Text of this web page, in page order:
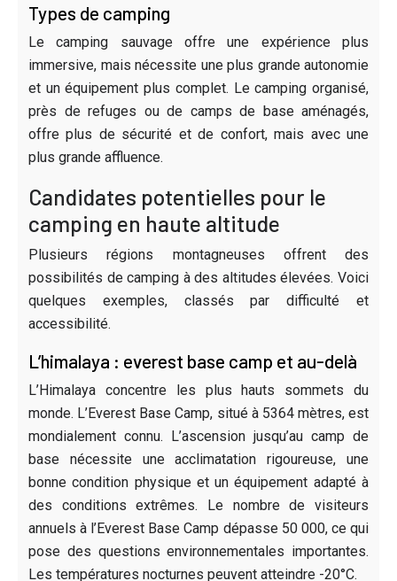
Types de camping
Le camping sauvage offre une expérience plus
immersive, mais nécessite une plus grande autonomie
et un équipement plus complet. Le camping organisé,
près de refuges ou de camps de base aménagés,
offre plus de sécurité et de confort, mais avec une
plus grande affluence.
Candidates potentielles pour le
camping en haute altitude
Plusieurs régions montagneuses offrent des
possibilités de camping à des altitudes élevées. Voici
quelques exemples, classés par difficulté et
accessibilité.
L’himalaya : everest base camp et au-delà
L’Himalaya concentre les plus hauts sommets du
monde. L’Everest Base Camp, situé à 5364 mètres, est
mondialement connu. L’ascension jusqu’au camp de
base nécessite une acclimatation rigoureuse, une
bonne condition physique et un équipement adapté à
des conditions extrêmes. Le nombre de visiteurs
annuels à l’Everest Base Camp dépasse 50 000, ce qui
pose des questions environnementales importantes.
Les températures nocturnes peuvent atteindre -20°C.